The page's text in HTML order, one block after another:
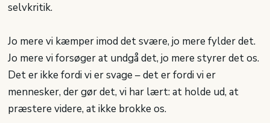
selvkritik.
Jo mere vi kæmper imod det svære, jo mere fylder det.
Jo mere vi forsøger at undgå det, jo mere styrer det os.
Det er ikke fordi vi er svage – det er fordi vi er
mennesker, der gør det, vi har lært: at holde ud, at
præstere videre, at ikke brokke os.